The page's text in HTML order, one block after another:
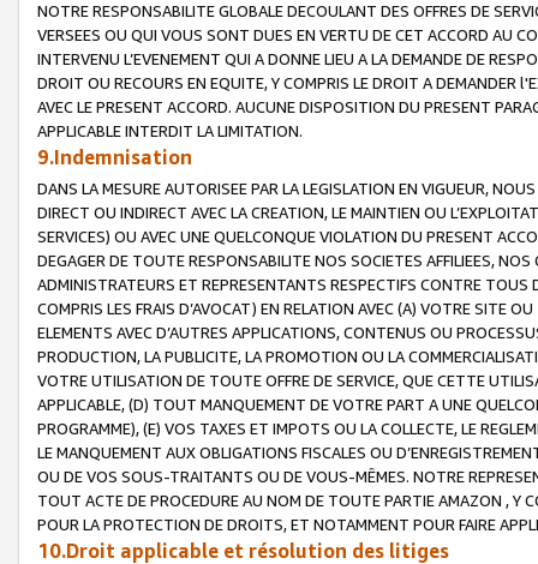
NOTRE RESPONSABILITE GLOBALE DECOULANT DES OFFRES DE
VERSEES OU QUI VOUS SONT DUES EN VERTU DE CET ACCORD AU
INTERVENU L’EVENEMENT QUI A DONNE LIEU A LA DEMANDE DE
DROIT OU RECOURS EN EQUITE, Y COMPRIS LE DROIT A DEMANDER
AVEC LE PRESENT ACCORD. AUCUNE DISPOSITION DU PRESENT
APPLICABLE INTERDIT LA LIMITATION.
9.Indemnisation
DANS LA MESURE AUTORISEE PAR LA LEGISLATION EN VIGUEUR,
DIRECT OU INDIRECT AVEC LA CREATION, LE MAINTIEN OU
SERVICES) OU AVEC UNE QUELCONQUE VIOLATION DU PRESENT
DEGAGER DE TOUTE RESPONSABILITE NOS SOCIETES AFFILIEES,
ADMINISTRATEURS ET REPRESENTANTS RESPECTIFS CONTRE
COMPRIS LES FRAIS D’AVOCAT) EN RELATION AVEC (A) VOTRE SITE
ELEMENTS AVEC D’AUTRES APPLICATIONS, CONTENUS OU
PRODUCTION, LA PUBLICITE, LA PROMOTION OU LA
VOTRE UTILISATION DE TOUTE OFFRE DE SERVICE, QUE CETTE
APPLICABLE, (D) TOUT MANQUEMENT DE VOTRE PART A UNE
PROGRAMME), (E) VOS TAXES ET IMPOTS OU LA COLLECTE, LE
LE MANQUEMENT AUX OBLIGATIONS FISCALES OU
OU DE VOS SOUS-TRAITANTS OU DE VOUS-MÊMES. NOTRE
TOUT ACTE DE PROCEDURE AU NOM DE TOUTE PARTIE AMAZON , Y
POUR LA PROTECTION DE DROITS, ET NOTAMMENT POUR FAIRE
10.Droit applicable et résolution des litiges